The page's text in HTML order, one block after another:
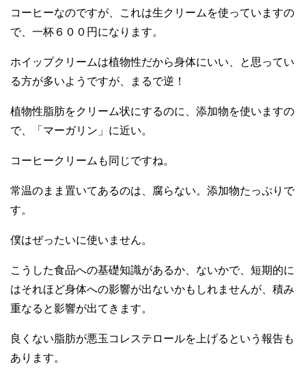
コーヒーなのですが、これは生クリームを使っていますの
で、一杯６００円になります。
ホイップクリームは植物性だから身体にいい、と思ってい
る方が多いようですが、まるで逆！
植物性脂肪をクリーム状にするのに、添加物を使いますの
で、「マーガリン」に近い。
コーヒークリームも同じですね。
常温のまま置いてあるのは、腐らない。添加物たっぷりで
す。
僕はぜったいに使いません。
こうした食品への基礎知識があるか、ないかで、短期的に
はそれほど身体への影響が出ないかもしれませんが、積み
重なると影響が出てきます。
良くない脂肪が悪玉コレステロールを上げるという報告も
あります。